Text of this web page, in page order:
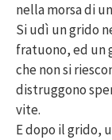
nella morsa di
Si udì un grido
fratuono, ed un
che non si
distruggono
vite.
E dopo il grido,